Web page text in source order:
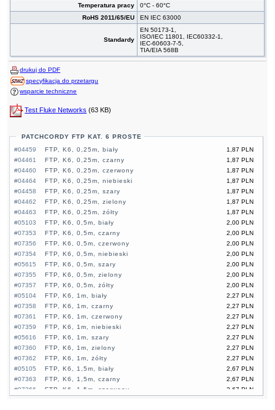
Temperatura pracy
0°C - 60°C
RoHS 2011/65/EU
EN IEC 63000
Standardy
EN 50173-1,
ISO/IEC 11801, IEC60332-1,
IEC-60603-7-5,
TIA/EIA 568B
drukuj do PDF
specyfikacja do przetargu
wsparcie techniczne
Test Fluke Networks (63 KB)
PATCHCORDY FTP KAT. 6 PROSTE
#04459
1,87 PLN
FTP, K6, 0,25m, biały
#04461
1,87 PLN
FTP, K6, 0,25m, czarny
#04460
1,87 PLN
FTP, K6, 0,25m, czerwony
#04464
1,87 PLN
FTP, K6, 0,25m, niebieski
#04458
1,87 PLN
FTP, K6, 0,25m, szary
#04462
1,87 PLN
FTP, K6, 0,25m, zielony
#04463
1,87 PLN
FTP, K6, 0,25m, żółty
#05103
2,00 PLN
FTP, K6, 0,5m, biały
#07353
2,00 PLN
FTP, K6, 0,5m, czarny
#07356
2,00 PLN
FTP, K6, 0,5m, czerwony
#07354
2,00 PLN
FTP, K6, 0,5m, niebieski
#05615
2,00 PLN
FTP, K6, 0,5m, szary
#07355
2,00 PLN
FTP, K6, 0,5m, zielony
#07357
2,00 PLN
FTP, K6, 0,5m, żółty
#05104
2,27 PLN
FTP, K6, 1m, biały
#07358
2,27 PLN
FTP, K6, 1m, czarny
#07361
2,27 PLN
FTP, K6, 1m, czerwony
#07359
2,27 PLN
FTP, K6, 1m, niebieski
#05616
2,27 PLN
FTP, K6, 1m, szary
#07360
2,27 PLN
FTP, K6, 1m, zielony
#07362
2,27 PLN
FTP, K6, 1m, żółty
#05105
2,67 PLN
FTP, K6, 1,5m, biały
#07363
2,67 PLN
FTP, K6, 1,5m, czarny
#07366
2,67 PLN
FTP, K6, 1,5m, czerwony